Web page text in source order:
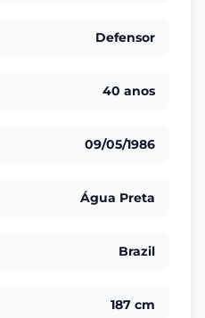
Defensor
40 anos
09/05/1986
Água Preta
Brazil
187 cm